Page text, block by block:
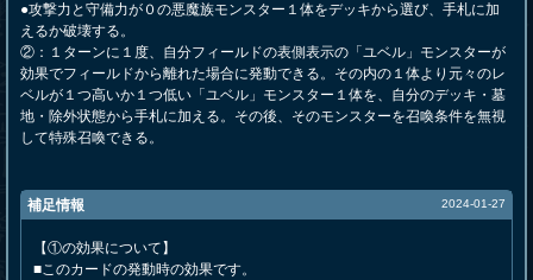
●攻撃力と守備力が０の悪魔族モンスター１体をデッキから選び、手札に加
えるか破壊する。
②：１ターンに１度、自分フィールドの表側表示の「ユベル」モンスターが
効果でフィールドから離れた場合に発動できる。その内の１体より元々のレ
ベルが１つ高いか１つ低い「ユベル」モンスター１体を、自分のデッキ・墓
地・除外状態から手札に加える。その後、そのモンスターを召喚条件を無視
して特殊召喚できる。
補足情報 2024-01-27
【①の効果について】
■このカードの発動時の効果です。